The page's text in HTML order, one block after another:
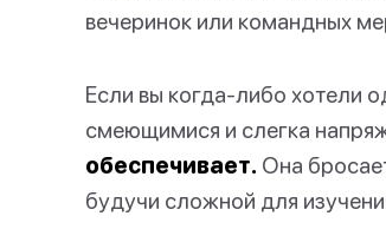
вечеринок или командных
Если вы когда-либо хотели
смеющимися и слегка
обеспечивает. Она
будучи сложной для